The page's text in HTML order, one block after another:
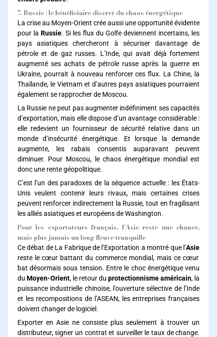
7. Russie : le bénéficiaire discret du chaos énergétique
La crise au Moyen-Orient crée aussi une opportunité évidente
pour la Russie. Si les flux du Golfe deviennent incertains, les
pays asiatiques chercheront à sécuriser davantage de
pétrole et de gaz russes. L’Inde, qui avait déjà fortement
augmenté ses achats de pétrole russe après la guerre en
Ukraine, pourrait à nouveau renforcer ces flux. La Chine, la
Thaïlande, le Vietnam et d’autres pays asiatiques pourraient
également se rapprocher de Moscou.
La Russie ne peut pas augmenter indéfiniment ses capacités
d’exportation, mais elle dispose d’un avantage considérable :
elle redevient un fournisseur de sécurité relative dans un
monde d’insécurité énergétique. Et lorsque la demande
augmente, les rabais consentis auparavant peuvent
diminuer. Pour Moscou, le chaos énergétique mondial est
donc une rente géopolitique.
C’est l’un des paradoxes de la séquence actuelle : les États-
Unis veulent contenir leurs rivaux, mais certaines crises
peuvent renforcer indirectement la Russie, tout en fragilisant
les alliés asiatiques et européens de Washington.
Pour les exportateurs français, l’Asie reste une chance,
mais plus jamais un long fleuve tranquille
Ce débat de La Fabrique de l’Exportation a montré que l’Asie
reste le cœur battant du commerce mondial, mais ce cœur
bat désormais sous tension. Entre le choc énergétique venu
du Moyen-Orient, le retour duprotectionnisme américain, la
puissance industrielle chinoise, l’ouverture sélective de l’Inde
et les recompositions de l’ASEAN, les entreprises françaises
doivent changer de logiciel.
Exporter en Asie ne consiste plus seulement à trouver un
distributeur, signer un contrat et surveiller le taux de change.